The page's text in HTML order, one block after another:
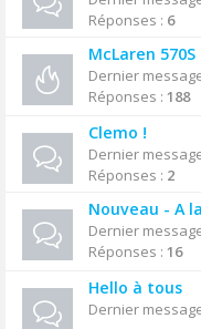
Réponses : 6
McLaren
Dernier
Réponses : 188
Clemo !
Dernier
Réponses : 2
Nouveau - A
Dernier
Réponses : 16
Hello à tous
Dernier